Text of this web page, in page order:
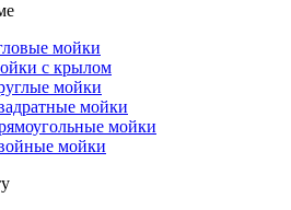
мойки
с крылом
мойки
мойки
мойки
мойки